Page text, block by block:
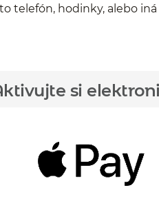
telefón, hodinky, alebo
si